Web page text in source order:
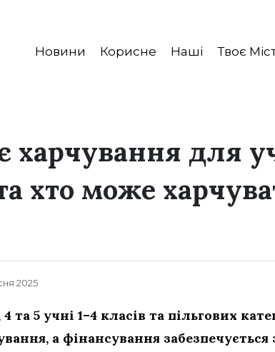
Новини Корисне Наші Твоє
харчування для
хто може
2025
та 5 учні 1–4 класів та пільгових
а фінансування